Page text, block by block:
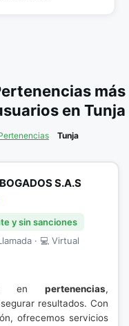
más
en Tunja
Tunja
S.A.S
y sin sanciones
· 💻 Virtual
en pertenencias,
resultados. Con
ofrecemos servicios